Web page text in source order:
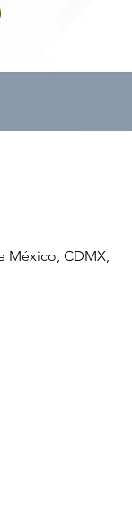
México, CDMX,